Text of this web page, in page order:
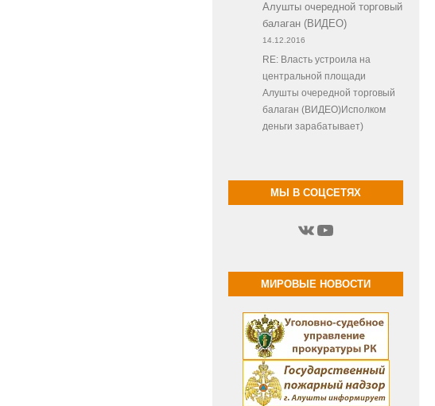
Алушты очередной торговый
балаган (ВИДЕО)
14.12.2016
RE: Власть устроила на
центральной площади
Алушты очередной торговый
балаган (ВИДЕО)Исполком
деньги зарабатывает)
МЫ В СОЦСЕТЯХ
ВКонтакте
YouTube
МИРОВЫЕ НОВОСТИ